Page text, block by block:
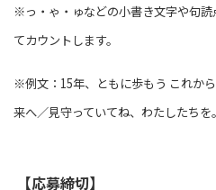
※っ・ゃ・ゅなどの小書き文字や句
てカウントします。
※例文：15年、ともに歩もう これか
来へ／見守っていてね、わたしたちを。
【応募締切】